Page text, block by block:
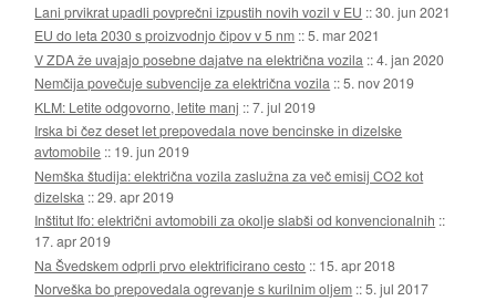
Lani prvikrat upadli povprečni izpustih novih vozil v EU ::30. jun 2021
EU do leta 2030 s proizvodnjo čipov v 5 nm ::5. mar 2021
V ZDA že uvajajo posebne dajatve na električna vozila ::4. jan 2020
Nemčija povečuje subvencije za električna vozila ::5. nov 2019
KLM: Letite odgovorno, letite manj ::7. jul 2019
Irska bi čez deset let prepovedala nove bencinske in dizelske
avtomobile :: 19. jun 2019
Nemška študija: električna vozila zaslužna za več emisij CO2 kot
dizelska ::29. apr 2019
Inštitut Ifo: električni avtomobili za okolje slabši od konvencionalnih ::
17. apr 2019
Na Švedskem odprli prvo elektrificirano cesto :: 15. apr 2018
Norveška bo prepovedala ogrevanje s kurilnim oljem ::5. jul 2017